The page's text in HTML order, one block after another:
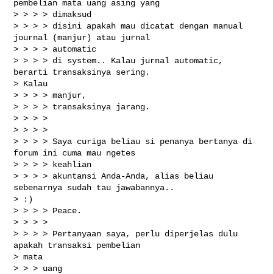
pembelian mata uang asing yang
> > > > dimaksud
> > > > disini apakah mau dicatat dengan manual
journal (manjur) atau jurnal
> > > > automatic
> > > > di system.. Kalau jurnal automatic,
berarti transaksinya sering.
> Kalau
> > > > manjur,
> > > > transaksinya jarang.
> > > >
> > > >
> > > > Saya curiga beliau si penanya bertanya di
forum ini cuma mau ngetes
> > > > keahlian
> > > > akuntansi Anda-Anda, alias beliau
sebenarnya sudah tau jawabannya..
> :)
> > > > Peace.
> > > >
> > > > Pertanyaan saya, perlu diperjelas dulu
apakah transaksi pembelian
> mata
> > > uang